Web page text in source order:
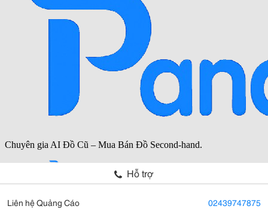
Hỗ trợ
Liên hệ Quảng Cáo 02439747875